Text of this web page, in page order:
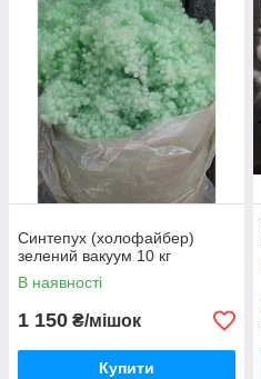
Синтепух (холофайбер)
зелений вакуум 10 кг
В наявності
1 150 ₴/мішок
Купити